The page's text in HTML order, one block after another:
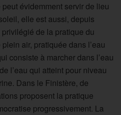
évidemment servir de lieu
elle est aussi, depuis
de la pratique du
air, pratiquée dans l’eau
consiste à marcher dans l’eau
l’eau qui atteint pour niveau
Dans le Finistère, de
proposent la pratique
progressivement. La